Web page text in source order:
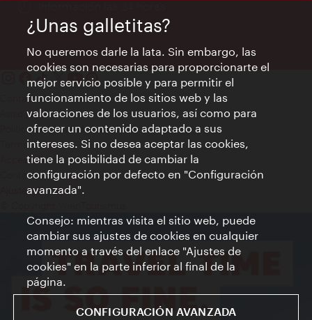
Contacto
Aviso legal
Política de privacidad de datos
Terms of Use
Accesibilidad
Contacto para la prensa
Ajustes de cookie
¿Unas galletitas?
No queremos darle la lata. Sin embargo, las
cookies son necesarias para proporcionarte el
mejor servicio posible y para permitir el
funcionamiento de los sitios web y las
valoraciones de los usuarios, así como para
ofrecer un contenido adaptado a sus
intereses. Si no desea aceptar las cookies,
tiene la posibilidad de cambiar la
configuración por defecto en "Configuración
avanzada".
Consejo: mientras visita el sitio web, puede
cambiar sus ajustes de cookies en cualquier
momento a través del enlace "Ajustes de
cookies" en la parte inferior al final de la
página.
CONFIGURACIÓN AVANZADA